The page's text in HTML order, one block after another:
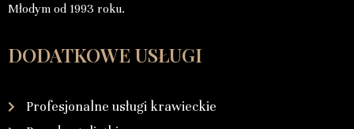
Młodym od 1993 roku.
DODATKOWE USŁUGI
Profesjonalne usługi krawieckie